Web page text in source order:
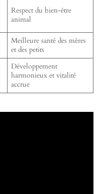
Respect du bien-être
animal
Meilleure santé des mères
et des petits
Développement
harmonieux et vitalité
accrue